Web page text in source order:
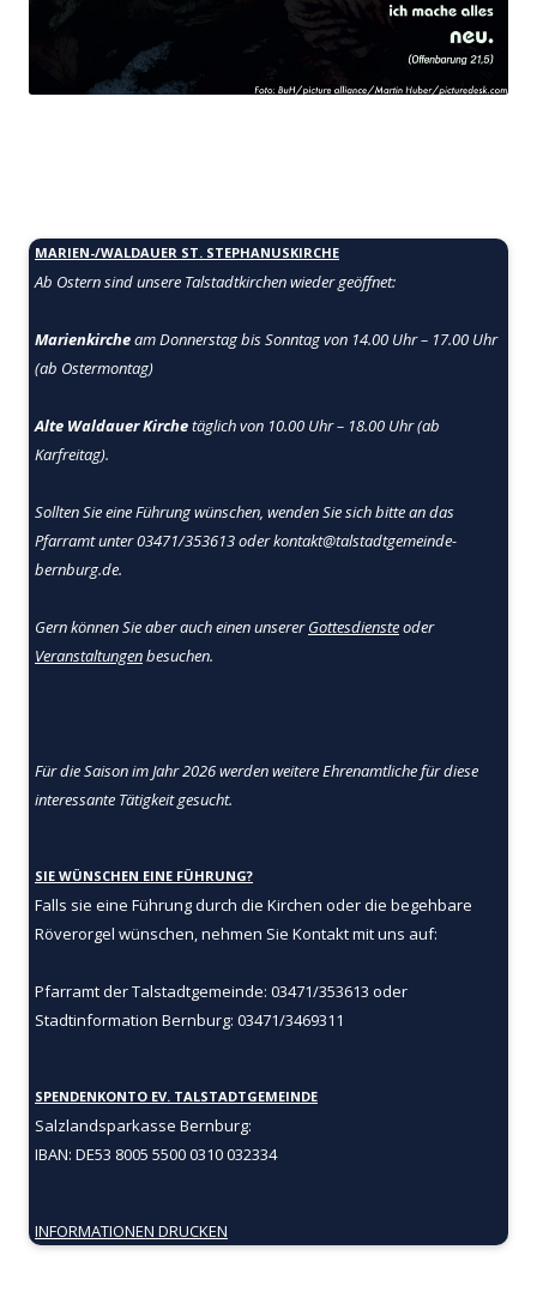
MARIEN-/WALDAUER ST. STEPHANUSKIRCHE
Ab Ostern sind unsere Talstadtkirchenwieder geöffnet:
Marienkircheam Donnerstag bis Sonntag von 14.00 Uhr – 17.00 Uhr
(ab Ostermontag)
Alte Waldauer Kirchetäglich von 10.00 Uhr – 18.00 Uhr (ab
Karfreitag).
Sollten Sie eine Führung wünschen, wenden Sie sich bitte an das
Pfarramt unter 03471/353613 oder kontakt@talstadtgemeinde-
bernburg.de.
Gern können Sie aber auch einen unsererGottesdiensteoder
Veranstaltungenbesuchen.
Für die Saison im Jahr 2026 werden weitere Ehrenamtliche für diese
interessante Tätigkeit gesucht.
SIE WÜNSCHEN EINE FÜHRUNG?
Falls sie eine Führung durch die Kirchen oder die begehbare
Röverorgel wünschen, nehmen Sie Kontakt mit uns auf:
Pfarramt der Talstadtgemeinde: 03471/353613 oder
Stadtinformation Bernburg: 03471/3469311
SPENDENKONTO EV. TALSTADTGEMEINDE
Salzlandsparkasse Bernburg:
IBAN: DE53 8005 5500 0310 032334
INFORMATIONEN DRUCKEN